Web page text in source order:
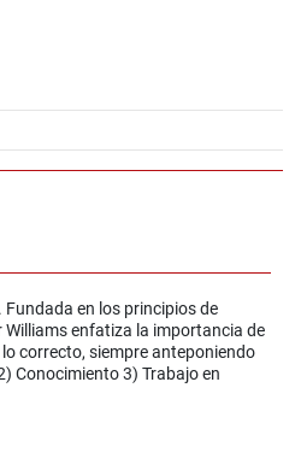
Fundada en los principios de
enfatiza la importancia de
correcto, siempre anteponiendo
Conocimiento 3) Trabajo en